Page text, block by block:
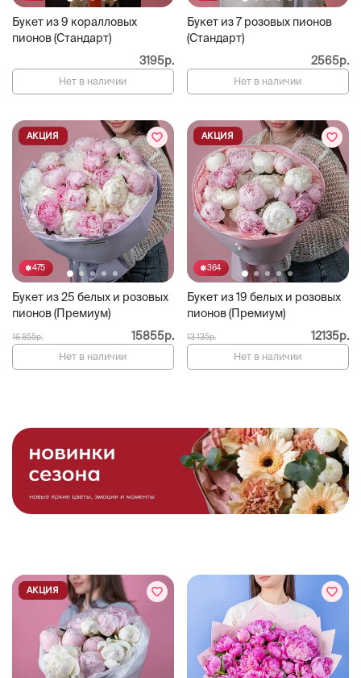
Букет из 9 коралловых
пионов (Стандарт)
3195р.
Нет в наличии
Букет из 7 розовых пионов
(Стандарт)
2565р.
Нет в наличии
475
Букет из 25 белых и розовых
пионов (Премиум)
АКЦИЯ
16 855р. 15855р.
Нет в наличии
364
Букет из 19 белых и розовых
пионов (Премиум)
АКЦИЯ
13 135р. 12135р.
Нет в наличии
АКЦИЯ